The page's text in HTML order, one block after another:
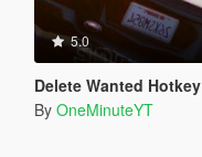
5.0
Delete Wanted Hotkey
By OneMinuteYT